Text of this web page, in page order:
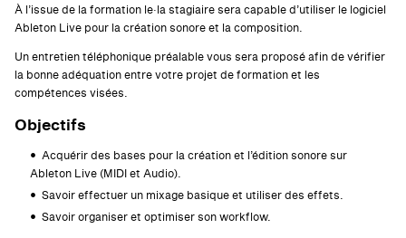
À l’issue de la formation le·la stagiaire sera capable d’utiliser le logiciel
Ableton Live pour la création sonore et la composition.
Un entretien téléphonique préalable vous sera proposé afin de vérifier
la bonne adéquation entre votre projet de formation et les
compétences visées.
Objectifs
Acquérir des bases pour la création et l’édition sonore sur
Ableton Live (MIDI et Audio).
Savoir effectuer un mixage basique et utiliser des effets.
Savoir organiser et optimiser son workflow.